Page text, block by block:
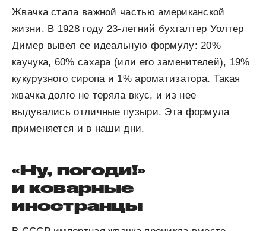
Жвачка стала важной частью американской
жизни. В 1928 году 23-летний бухгалтер Уолтер
Димер вывел ее идеальную формулу: 20%
каучука, 60% сахара (или его заменителей), 19%
кукурузного сиропа и 1% ароматизатора. Такая
жвачка долго не теряла вкус, и из нее
выдувались отличные пузыри. Эта формула
применяется и в наши дни.
«Ну, погоди!»
и коварные
иностранцы